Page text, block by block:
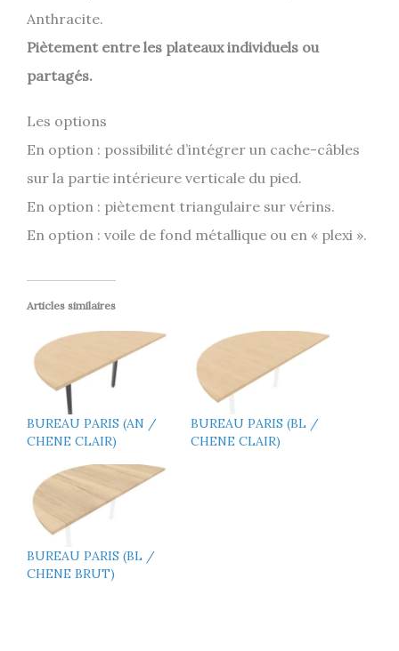
Anthracite.
Piètement entre les plateaux individuels ou
partagés.
Les options
En option : possibilité d’intégrer un cache-câbles
sur la partie intérieure verticale du pied.
En option : piètement triangulaire sur vérins.
En option : voile de fond métallique ou en « plexi ».
Articles similaires
BUREAU PARIS (AN /
CHENE CLAIR)
BUREAU PARIS (BL /
CHENE CLAIR)
BUREAU PARIS (BL /
CHENE BRUT)